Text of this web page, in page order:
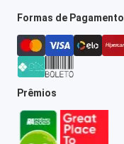
Formas de Pagamento
Prêmios